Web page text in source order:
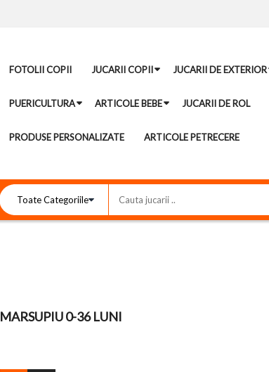
FOTOLII COPII JUCARII COPII JUCARII DE EXTERIOR
PUERICULTURA ARTICOLE BEBE JUCARII DE ROL
PRODUSE PERSONALIZATE ARTICOLE PETRECERE
MARSUPIU 0-36 LUNI